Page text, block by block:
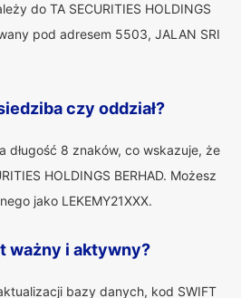
do TA SECURITIES HOLDINGS
pod adresem 5503, JALAN SRI
czy oddział?
długość 8 znaków, co wskazuje, że
HOLDINGS BERHAD. Możesz
jako LEKEMY21XXX.
ważny i aktywny?
bazy danych, kod SWIFT